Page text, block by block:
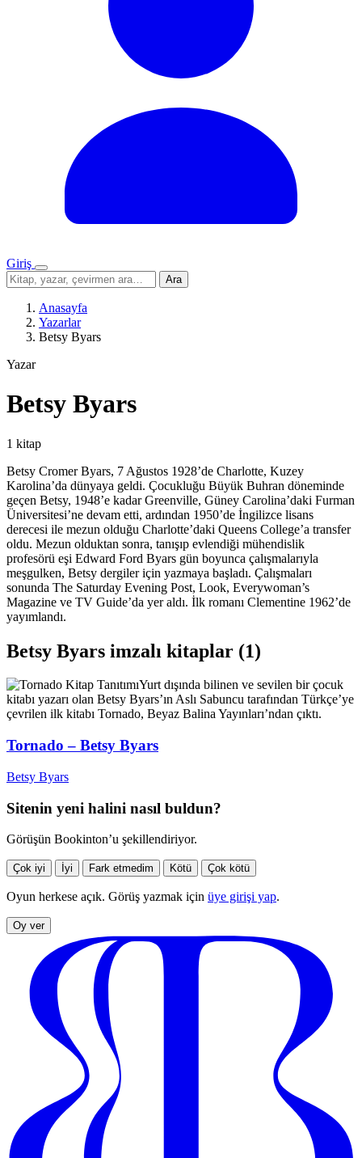
Giriş
Menü
Sitede
ara
Ara
Anasayfa
Yazarlar
Betsy Byars
Yazar
Betsy Byars
1 kitap
Betsy Cromer Byars, 7 Ağustos 1928’de Charlotte, Kuzey
Karolina’da dünyaya geldi. Çocukluğu Büyük Buhran döneminde
geçen Betsy, 1948’e kadar Greenville, Güney Carolina’daki Furman
Üniversitesi’ne devam etti, ardından 1950’de İngilizce lisans
derecesi ile mezun olduğu Charlotte’daki Queens College’a transfer
oldu. Mezun olduktan sonra, tanışıp evlendiği mühendislik
profesörü eşi Edward Ford Byars gün boyunca çalışmalarıyla
meşgulken, Betsy dergiler için yazmaya başladı. Çalışmaları
sonunda The Saturday Evening Post, Look, Everywoman’s
Magazine ve TV Guide’da yer aldı. İlk romanı Clementine 1962’de
yayımlandı.
Betsy Byars imzalı kitaplar (1)
Kitap TanıtımıYurt dışında bilinen ve sevilen bir çocuk
kitabı yazarı olan Betsy Byars’ın Aslı Sabuncu tarafından Türkçe’ye
çevrilen ilk kitabı Tornado, Beyaz Balina Yayınları’ndan çıktı.
Tornado – Betsy Byars
Betsy Byars
Sitenin yeni halini nasıl buldun?
Görüşün Bookinton’u şekillendiriyor.
Çok iyi İyi Fark etmedim Kötü Çok kötü
Oyun herkese açık. Görüş yazmak için üye girişi yap.
Oy ver